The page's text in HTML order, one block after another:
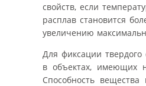
свойств, если
расплав становится
увеличению
Для фиксации твердого
в объектах, имеющих
Способность